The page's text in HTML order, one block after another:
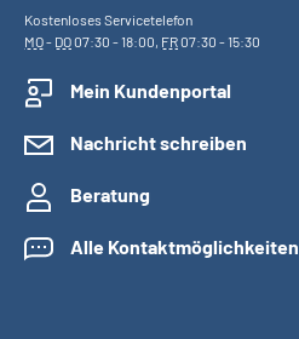
Kostenloses Servicetelefon
MO- DO07:30 - 18:00, FR07:30 - 15:30
Mein Kundenportal
Nachricht schreiben
Beratung
Alle Kontaktmöglichkeiten